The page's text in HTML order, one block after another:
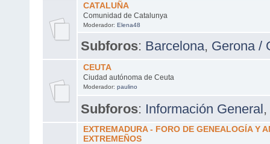
CATALUÑA
Comunidad de Catalunya
Moderador: Elena48
Subforos: Barcelona, Gerona /
CEUTA
Ciudad autónoma de Ceuta
Moderador: paulino
Subforos: Información General,
EXTREMADURA - FORO DE GENEALOGÍA Y
EXTREMEÑOS